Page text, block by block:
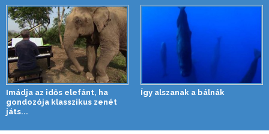
Imádja az idős elefánt, ha
gondozója klasszikus zenét
játs...
Így alszanak a bálnák